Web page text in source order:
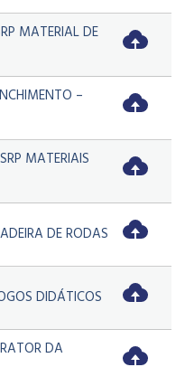
MATERIAL DE
–
MATERIAIS
DE RODAS
DIDÁTICOS
DA